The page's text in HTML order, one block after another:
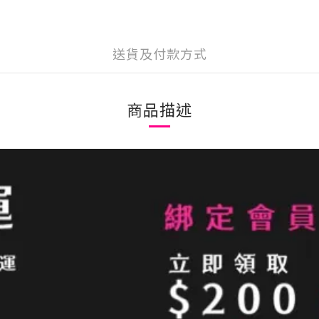
送貨及付款方式
商品描述